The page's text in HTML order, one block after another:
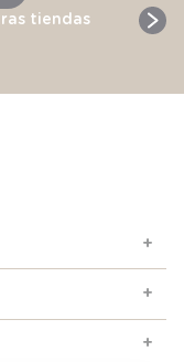
tiendas
+
+
+